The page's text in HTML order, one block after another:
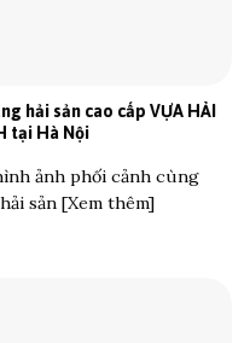
hải sản cao cấp VỰA HẢI
tại Hà Nội
ảnh phối cảnh cùng
sản [Xem thêm]